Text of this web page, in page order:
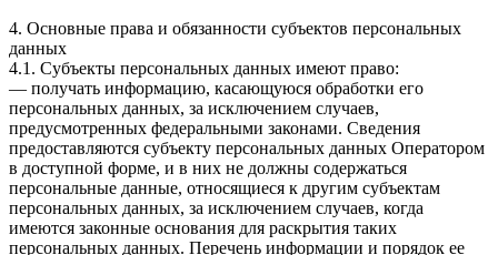
4. Основные права и обязанности субъектов персональных
данных
4.1. Субъекты персональных данных имеют право:
— получать информацию, касающуюся обработки его
персональных данных, за исключением случаев,
предусмотренных федеральными законами. Сведения
предоставляются субъекту персональных данных Оператором
в доступной форме, и в них не должны содержаться
персональные данные, относящиеся к другим субъектам
персональных данных, за исключением случаев, когда
имеются законные основания для раскрытия таких
персональных данных. Перечень информации и порядок ее